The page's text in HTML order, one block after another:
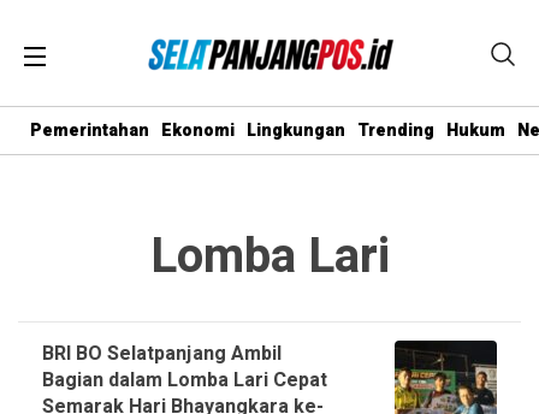
Pemerintahan Ekonomi Lingkungan Trending Hukum
Lomba Lari
BRI BO Selatpanjang Ambil
Bagian dalam Lomba Lari Cepat
Semarak Hari Bhayangkara ke-